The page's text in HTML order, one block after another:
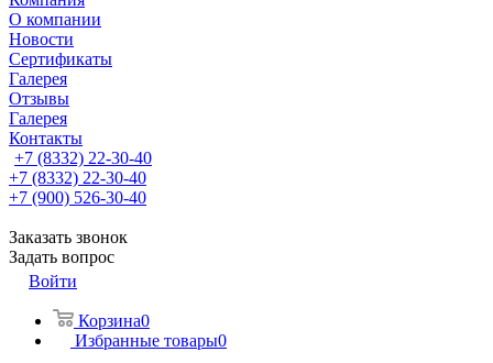
О компании
Новости
Сертификаты
Галерея
Отзывы
Галерея
Контакты
+7 (8332) 22-30-40
+7 (8332) 22-30-40
+7 (900) 526-30-40
Заказать звонок
Задать вопрос
Войти
Корзина0
Избранные товары0